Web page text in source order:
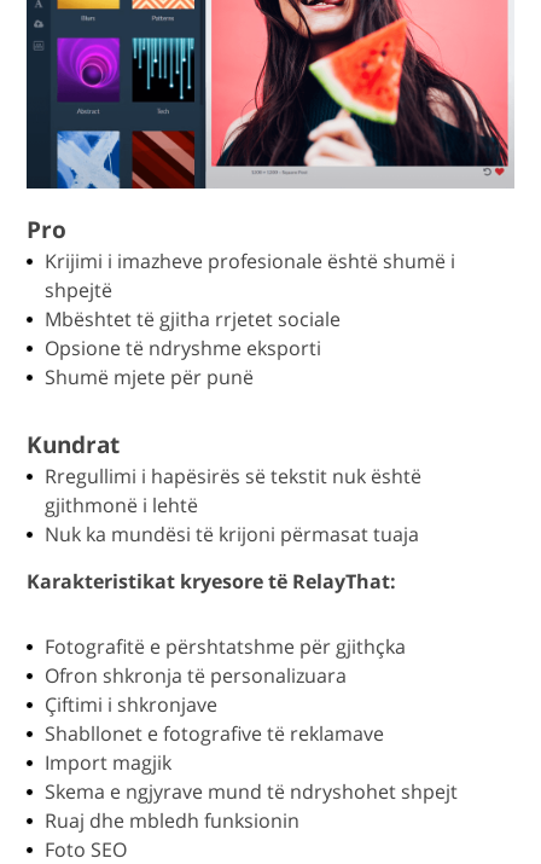
Pro
Krijimi i imazheve profesionale është shumë i
shpejtë
Mbështet të gjitha rrjetet sociale
Opsione të ndryshme eksporti
Shumë mjete për punë
Kundrat
Rregullimi i hapësirës së tekstit nuk është
gjithmonë i lehtë
Nuk ka mundësi të krijoni përmasat tuaja
Karakteristikat kryesore të RelayThat:
Fotografitë e përshtatshme për gjithçka
Ofron shkronja të personalizuara
Çiftimi i shkronjave
Shabllonet e fotografive të reklamave
Import magjik
Skema e ngjyrave mund të ndryshohet shpejt
Ruaj dhe mbledh funksionin
Foto SEO